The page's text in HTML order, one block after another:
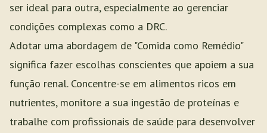
ser ideal para outra, especialmente ao gerenciar
condições complexas como a DRC.
Adotar uma abordagem de "Comida como Remédio"
significa fazer escolhas conscientes que apoiem a sua
função renal. Concentre-se em alimentos ricos em
nutrientes, monitore a sua ingestão de proteínas e
trabalhe com profissionais de saúde para desenvolver